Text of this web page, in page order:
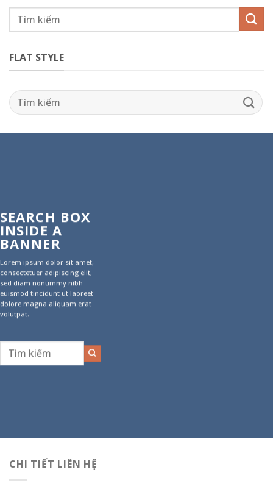
FLAT STYLE
SEARCH BOX
INSIDE A
BANNER
Lorem ipsum dolor sit amet,
consectetuer adipiscing elit,
sed diam nonummy nibh
euismod tincidunt ut laoreet
dolore magna aliquam erat
volutpat.
CHI TIẾT LIÊN HỆ